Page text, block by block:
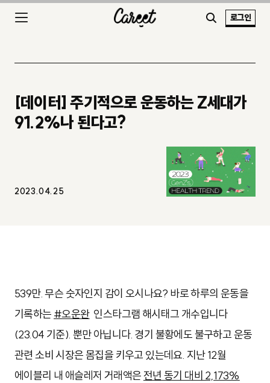
로그인
[데이터] 주기적으로 운동하는 Z세대가
91.2%나 된다고?
2023.04.25
539만. 무슨 숫자인지 감이 오시나요? 바로 하루의 운동을
기록하는 #오운완인스타그램 해시태그 개수입니다
(23.04 기준). 뿐만 아닙니다. 경기 불황에도 불구하고 운동
관련 소비 시장은 몸집을 키우고 있는데요. 지난 12월
에이블리 내 애슬레저 거래액은전년 동기 대비 2,173%